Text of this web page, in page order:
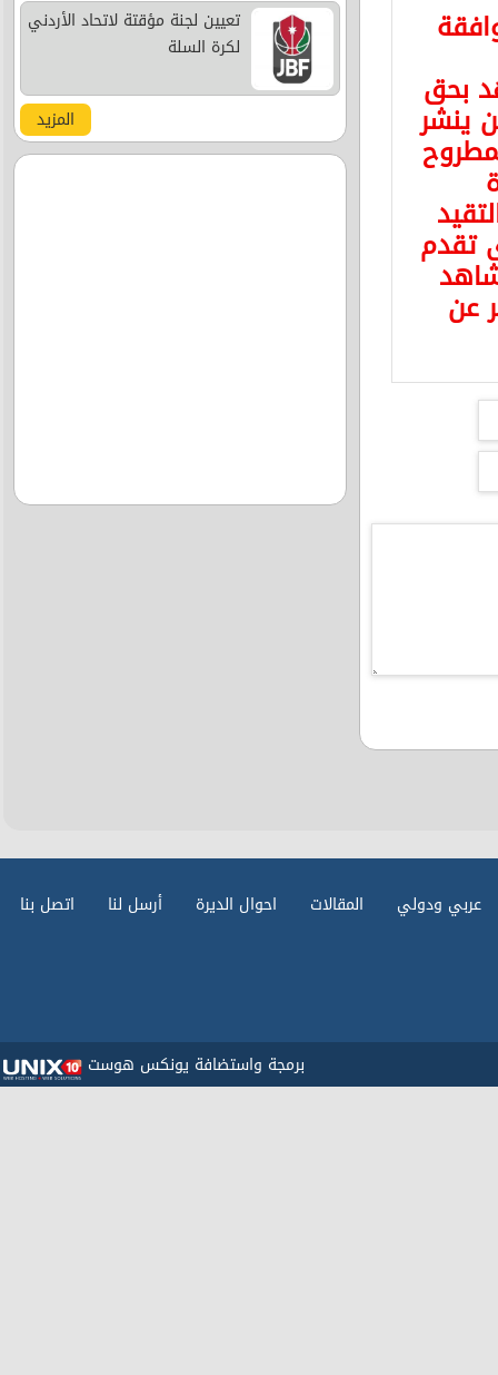
بحق
ينشر
تقدم
عن
تعيين لجنة مؤقتة لاتحاد الأردني
لكرة السلة
المزيد
عربي ودولي المقالات احوال الديرة أرسل لنا اتصل بنا
برمجة واستضافة يونكس هوست